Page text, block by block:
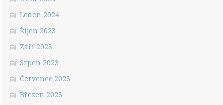
Leden 2024
Říjen 2023
Září 2023
Srpen 2023
Červenec 2023
Březen 2023